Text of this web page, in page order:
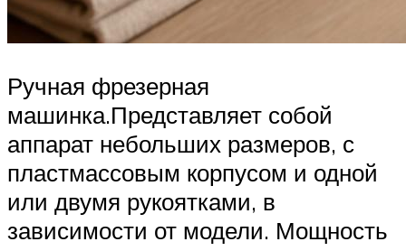
Ручная фрезерная
машинка.Представляет собой
аппарат небольших размеров, с
пластмассовым корпусом и одной
или двумя рукоятками, в
зависимости от модели. Мощность